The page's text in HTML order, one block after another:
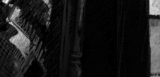
Маяковский встретился в
большой поэмы о любви в
вдохновлена довольно
двухдневного романа.
Кстати говоря, из всех